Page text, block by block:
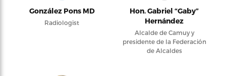
González Pons MD
Radiologist
Hon. Gabriel “Gaby”
Hernández
Alcalde de Camuy y
presidente de la Federación
de Alcaldes